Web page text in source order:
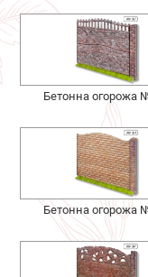
Бетонна огорожа
Бетонна огорожа